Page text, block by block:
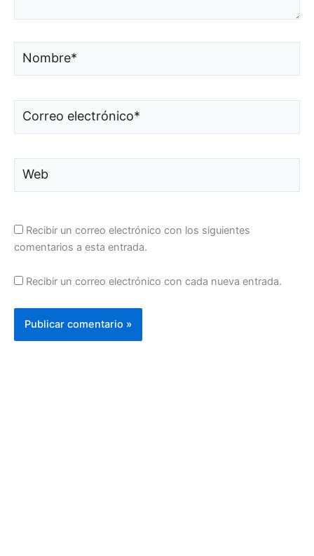
Correo
electrónico*
Recibir un correo electrónico con los siguientes
comentarios a esta entrada.
Recibir un correo electrónico con cada nueva entrada.